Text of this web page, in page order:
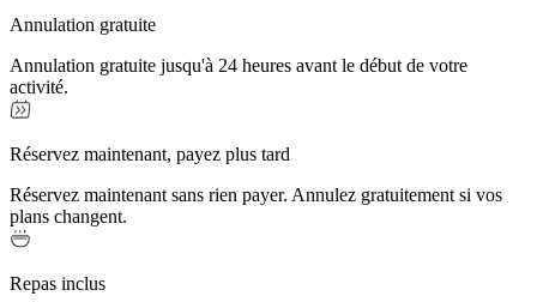
Annulation gratuite
Annulation gratuite jusqu'à 24 heures avant le début de votre
activité.
Réservez maintenant, payez plus tard
Réservez maintenant sans rien payer. Annulez gratuitement si vos
plans changent.
Repas inclus